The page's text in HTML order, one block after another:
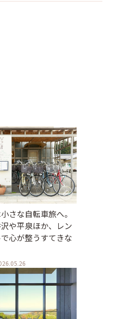
さな自転車旅へ。
や平泉ほか、レン
心が整うすてきな